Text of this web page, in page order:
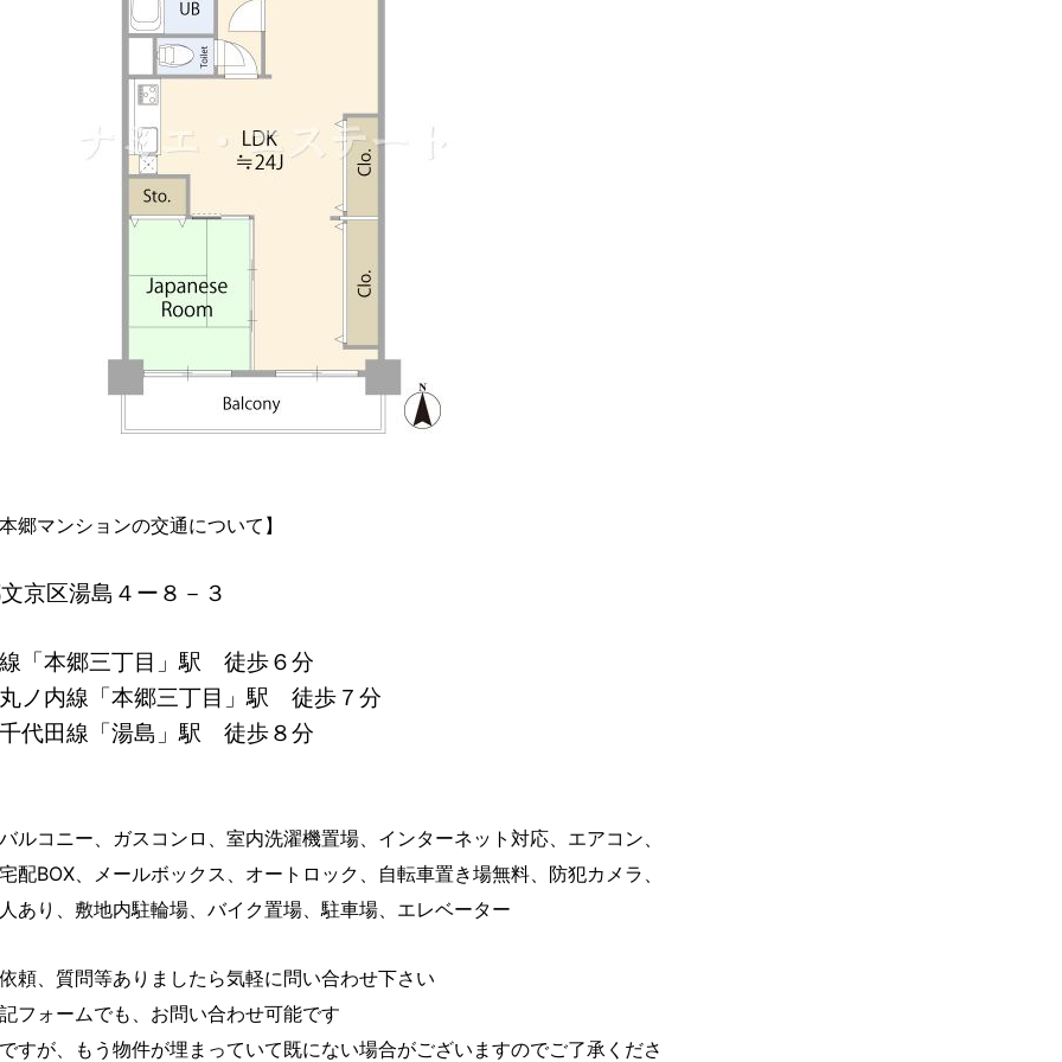
郷マンションの交通について】
京区湯島４ー８－３
「本郷三丁目」駅 徒歩６分
ノ内線「本郷三丁目」駅 徒歩７分
代田線「湯島」駅 徒歩８分
ルコニー、ガスコンロ、室内洗濯機置場、インターネット対応、エアコン、
配BOX、メールボックス、オートロック、自転車置き場無料、防犯カメラ、
あり、敷地内駐輪場、バイク置場、駐車場、エレベーター
頼、質問等ありましたら気軽に問い合わせ下さい
フォームでも、お問い合わせ可能です
すが、もう物件が埋まっていて既にない場合がございますのでご了承くださ